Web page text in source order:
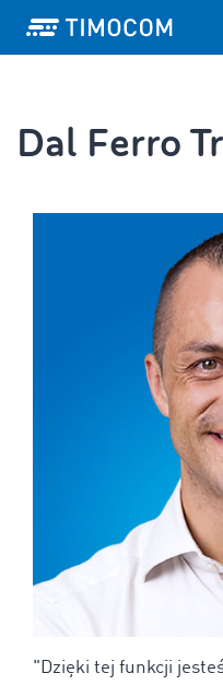
Dal Ferro
"Dzięki tej funkcji